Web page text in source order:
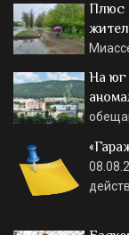
Плюс
На юг